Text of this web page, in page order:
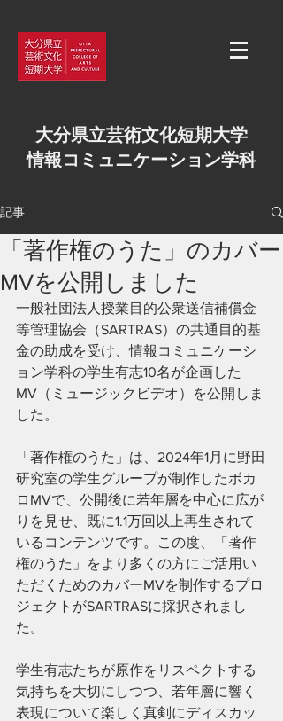
大分県立芸術文化短期大学
情報コミュニケーション学科
記事
「著作権のうた」のカバー
MVを公開しました
一般社団法人授業目的公衆送信補償金
等管理協会（SARTRAS）の共通目的基
金の助成を受け、情報コミュニケーシ
ョン学科の学生有志10名が企画した
MV（ミュージックビデオ）を公開しま
した。
「著作権のうた」は、2024年1月に野田
研究室の学生グループが制作したボカ
ロMVで、公開後に若年層を中心に広が
りを見せ、既に1.1万回以上再生されて
いるコンテンツです。この度、「著作
権のうた」をより多くの方にご活用い
ただくためのカバーMVを制作するプロ
ジェクトがSARTRASに採択されまし
た。
学生有志たちが原作をリスペクトする
気持ちを大切にしつつ、若年層に響く
表現について楽しく真剣にディスカッ